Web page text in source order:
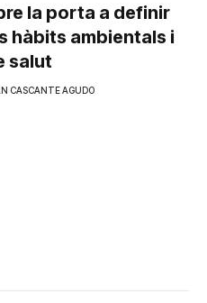
la porta a definir
hàbits ambientals i
salut
CASCANTE AGUDO